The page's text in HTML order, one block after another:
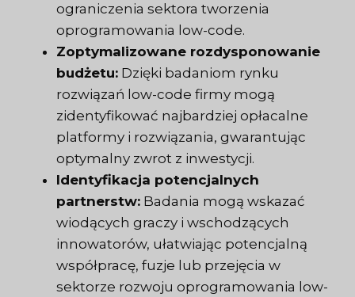
ograniczenia sektora tworzenia
oprogramowania low-code.
Zoptymalizowane rozdysponowanie
budżetu: Dzięki badaniom rynku
rozwiązań low-code firmy mogą
zidentyfikować najbardziej opłacalne
platformy i rozwiązania, gwarantując
optymalny zwrot z inwestycji.
Identyfikacja potencjalnych
partnerstw: Badania mogą wskazać
wiodących graczy i wschodzących
innowatorów, ułatwiając potencjalną
współpracę, fuzje lub przejęcia w
sektorze rozwoju oprogramowania low-